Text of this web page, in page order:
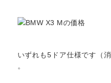
いずれも5ドア仕様です（
。